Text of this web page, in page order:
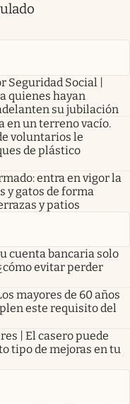
Seguridad Social |
quienes hayan
su jubilación
en un terreno vacío.
voluntarios le
de plástico
entra en vigor la
y gatos de forma
y patios
cuenta bancaria solo
evitar perder
mayores de 60 años
este requisito del
| El casero puede
tipo de mejoras en tu